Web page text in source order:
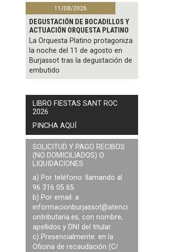
11/08/2026
DEGUSTACIÓN DE BOCADILLOS Y
ACTUACIÓN ORQUESTA PLATINO
La Orquesta Platino protagoniza
la noche del 11 de agosto en
Burjassot tras la degustación de
embutido
LIBRO FIESTAS SANT ROC
2026
PINCHA AQUÍ
SOLICITUD Y PAGO RECIBOS
(NO DOMICILIADOS) O
LIQUIDACIONES
a) Por teléfono: llamando al
96 316 05 65.
b) Por email: a
informacionburjassot@atenci
ontributaria.es, con nombre,
apellidos y DNI del titular.
c) Presencialmente: en la
Oficina de recaudación (C/